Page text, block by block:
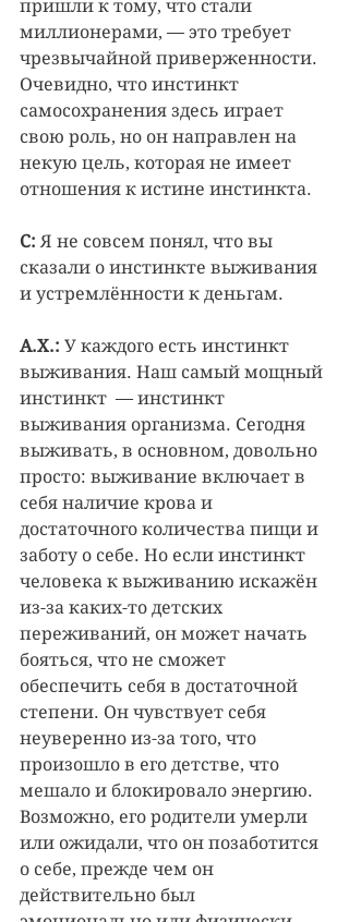
пришли к тому, что стали
миллионерами, — это требует
чрезвычайной приверженности.
Очевидно, что инстинкт
самосохранения здесь играет
свою роль, но он направлен на
некую цель, которая не имеет
отношения к истине инстинкта.
С: Я не совсем понял, что вы
сказали о инстинкте выживания
и устремлённости к деньгам.
А.Х.: У каждого есть инстинкт
выживания. Наш самый мощный
инстинкт  — инстинкт
выживания организма. Сегодня
выживать, в основном, довольно
просто: выживание включает в
себя наличие крова и
достаточного количества пищи и
заботу о себе. Но если инстинкт
человека к выживанию искажён
из-за каких-то детских
переживаний, он может начать
бояться, что не сможет
обеспечить себя в достаточной
степени. Он чувствует себя
неуверенно из-за того, что
произошло в его детстве, что
мешало и блокировало энергию.
Возможно, его родители умерли
или ожидали, что он позаботится
о себе, прежде чем он
действительно был